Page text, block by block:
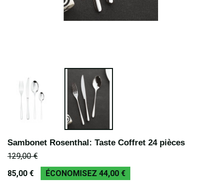
Sambonet Rosenthal: Taste Coffret 24 pièces
129,00 €
85,00 €
ÉCONOMISEZ 44,00 €